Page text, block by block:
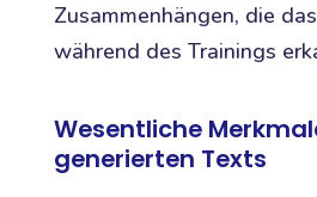
Zusammenhängen, die
während des Trainings
Wesentliche
generierten Texts